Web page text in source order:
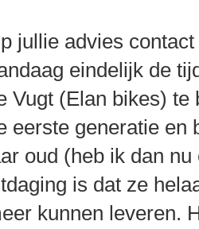
jullie advies
eindelijk de
Vugt (Elan bikes)
eerste generatie en
oud (heb ik dan
is dat ze
kunnen leveren.